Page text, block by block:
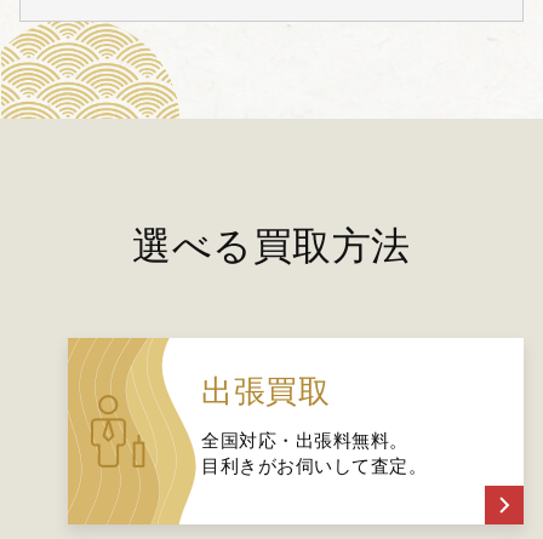
選べる買取方法
出張買取
全国対応・出張料無料。
目利きがお伺いして査定。